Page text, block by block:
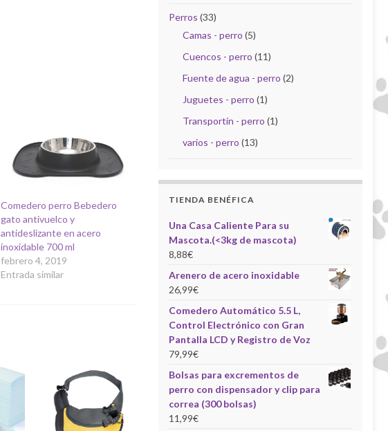
Comedero perro Bebedero
gato antivuelco y
antideslizante en acero
inoxidable 700 ml
febrero 4, 2019
Entrada similar
Perros (33)
Camas - perro (5)
Cuencos - perro (11)
Fuente de agua - perro (2)
Juguetes - perro (1)
Transportín - perro (1)
varios - perro (13)
TIENDA BENÉFICA
Una Casa Caliente Para su
Mascota.(<3kg de mascota)
8,88€
Arenero de acero inoxidable
26,99€
Comedero Automático 5.5 L,
Control Electrónico con Gran
Pantalla LCD y Registro de Voz
79,99€
Bolsas para excrementos de
perro con dispensador y clip para
correa (300 bolsas)
11,99€